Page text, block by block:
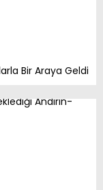
Bir Araya Geldi